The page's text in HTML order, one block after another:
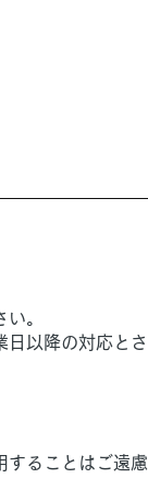
。
日以降の対応とさ
することはご遠慮